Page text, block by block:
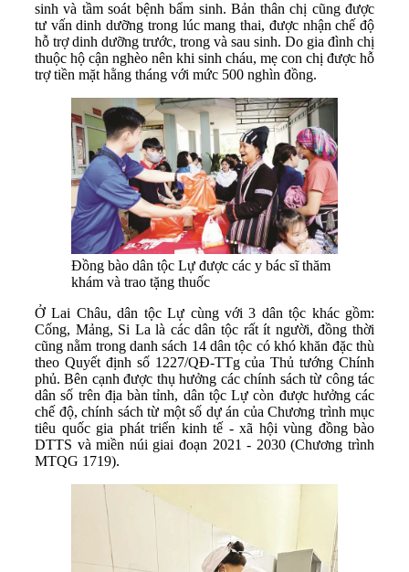
sinh và tầm soát bệnh bẩm sinh. Bản thân chị cũng được
tư vấn dinh dưỡng trong lúc mang thai, được nhận chế độ
hỗ trợ dinh dưỡng trước, trong và sau sinh. Do gia đình chị
thuộc hộ cận nghèo nên khi sinh cháu, mẹ con chị được hỗ
trợ tiền mặt hằng tháng với mức 500 nghìn đồng.
Đồng bào dân tộc Lự được các y bác sĩ thăm
khám và trao tặng thuốc
Ở Lai Châu, dân tộc Lự cùng với 3 dân tộc khác gồm:
Cống, Mảng, Si La là các dân tộc rất ít người, đồng thời
cũng nằm trong danh sách 14 dân tộc có khó khăn đặc thù
theo Quyết định số 1227/QĐ-TTg của Thủ tướng Chính
phủ. Bên cạnh được thụ hưởng các chính sách từ công tác
dân số trên địa bàn tỉnh, dân tộc Lự còn được hưởng các
chế độ, chính sách từ một số dự án của Chương trình mục
tiêu quốc gia phát triển kinh tế - xã hội vùng đồng bào
DTTS và miền núi giai đoạn 2021 - 2030 (Chương trình
MTQG 1719).